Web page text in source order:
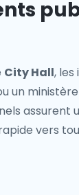
City Hall, les
un
assurent
vers